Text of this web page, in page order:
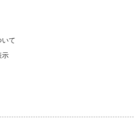
いて
示